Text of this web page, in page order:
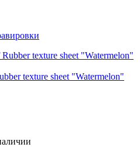
texture sheet "Watermelon"